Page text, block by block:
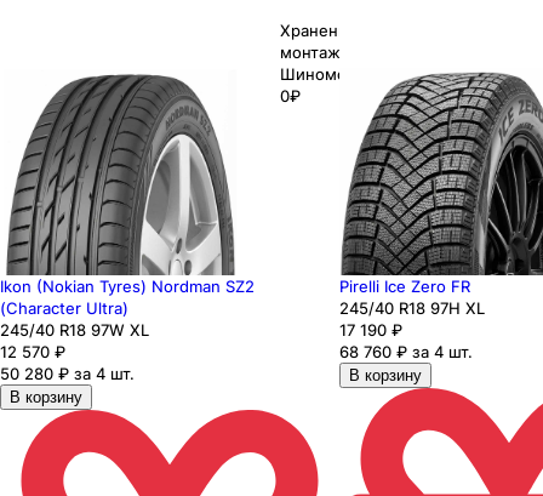
Хранение до
монтажа 0₽
Шиномонтаж
0₽
Ikon (Nokian Tyres) Nordman SZ2
(Character Ultra)
245/40 R18 97W XL
12 570 ₽
50 280 ₽ за 4 шт.
В корзину
Pirelli Ice Zero FR
245/40 R18 97H XL
17 190 ₽
68 760 ₽ за 4 шт.
В корзину